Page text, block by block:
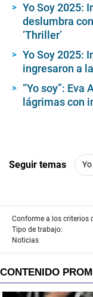
Yo Soy 2025:
deslumbra
‘Thriller’
Yo Soy 2025:
ingresaron a
“Yo soy”:
lágrimas con
Seguir temas
Conforme a los criterios
Tipo de trabajo:
Noticias